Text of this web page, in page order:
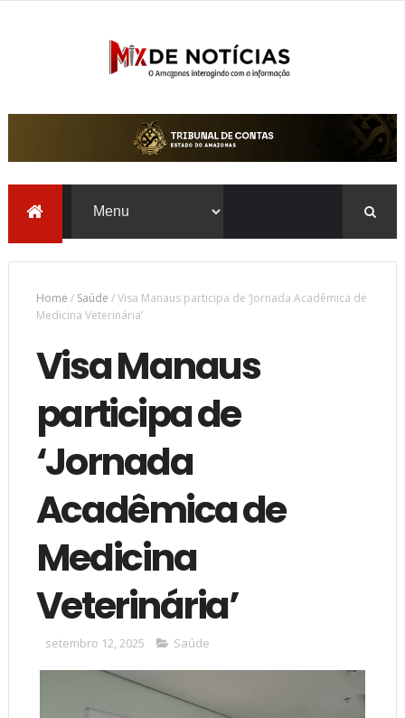
Home / Saúde /Visa Manaus participa de ‘Jornada Acadêmica de
Medicina Veterinária’
Visa Manaus
participa de
‘Jornada
Acadêmica de
Medicina
Veterinária’
setembro 12, 2025 Saúde